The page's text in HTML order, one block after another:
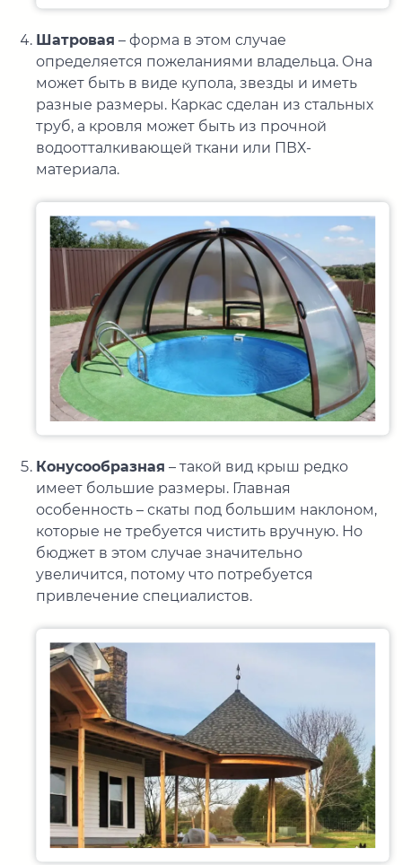
Шатровая – форма в этом случае
определяется пожеланиями владельца. Она
может быть в виде купола, звезды и иметь
разные размеры. Каркас сделан из стальных
труб, а кровля может быть из прочной
водоотталкивающей ткани или ПВХ-
материала.
Конусообразная – такой вид крыш редко
имеет большие размеры. Главная
особенность – скаты под большим наклоном,
которые не требуется чистить вручную. Но
бюджет в этом случае значительно
увеличится, потому что потребуется
привлечение специалистов.